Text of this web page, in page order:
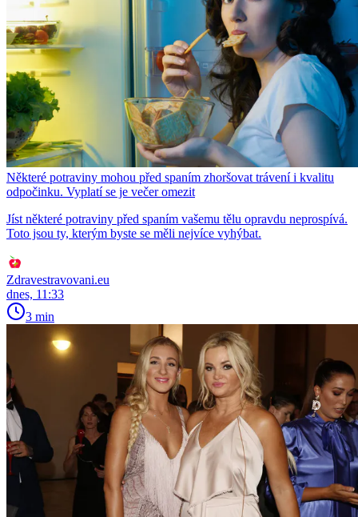
Některé potraviny mohou před spaním zhoršovat trávení i kvalitu
odpočinku. Vyplatí se je večer omezit
Jíst některé potraviny před spaním vašemu tělu opravdu neprospívá.
Toto jsou ty, kterým byste se měli nejvíce vyhýbat.
Zdravestravovani.eu
dnes, 11:33
3 min